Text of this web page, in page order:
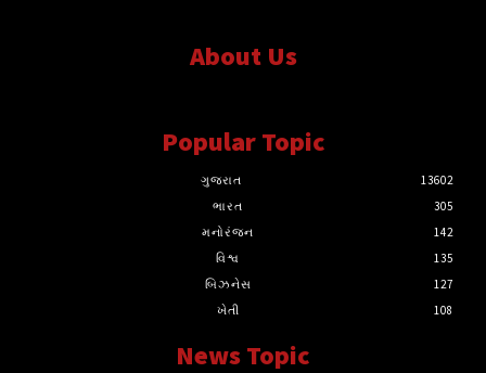
About Us
Popular Topic
ગુજરાત
13602
ભારત
305
મનોરંજન
142
વિશ્વ
135
બિઝનેસ
127
ખેતી
108
News Topic